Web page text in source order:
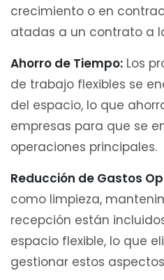
crecimiento o en
atadas a un contrato a
Ahorro de Tiempo: Los
de trabajo flexibles se
del espacio, lo que
empresas para que se
operaciones principales.
Reducción de Gastos
como limpieza,
recepción están
espacio flexible, lo que
gestionar estos